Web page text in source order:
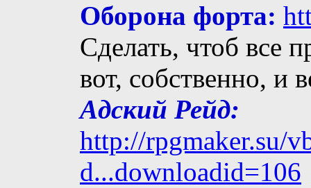
Оборона форта:
Сделать, чтоб все
вот, собственно, и
Адский Рейд:
http://rpgmaker.su/
d...downloadid=106